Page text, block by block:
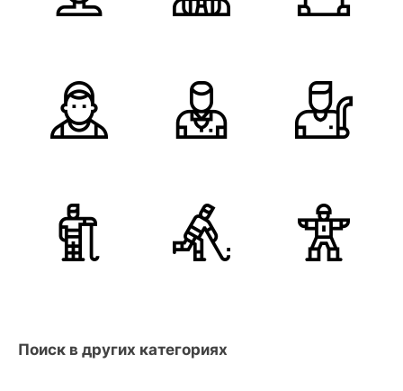
Поиск в других категориях